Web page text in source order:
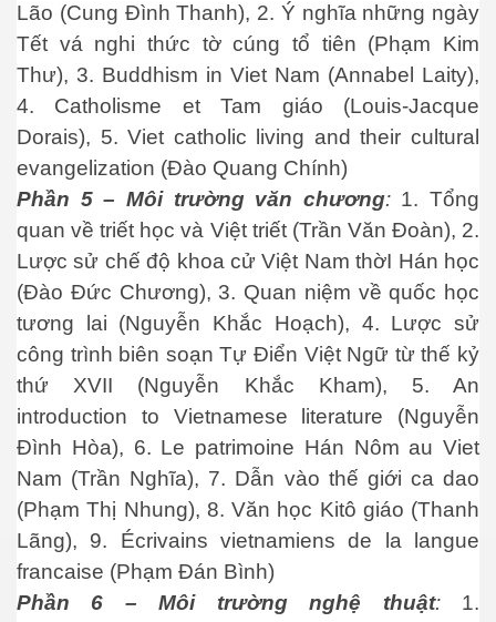
Lão (Cung Đình Thanh), 2. Ý nghĩa những ngày
Tết vá nghi thức tờ cúng tổ tiên (Phạm Kim
Thư), 3. Buddhism in Viet Nam (Annabel Laity),
4. Catholisme et Tam giáo (Louis-Jacque
Dorais), 5. Viet catholic living and their cultural
evangelization (Đào Quang Chính)
Phần 5 – Môi trường văn chương:1. Tổng
quan về triết học và Việt triết (Trần Văn Đoàn), 2.
Lược sử chế độ khoa cử Việt Nam thờI Hán học
(Đào Đức Chương), 3. Quan niệm về quốc học
tương lai (Nguyễn Khắc Hoạch), 4. Lược sử
công trình biên soạn Tự Điển Việt Ngữ từ thế kỷ
thứ XVII (Nguyễn Khắc Kham), 5. An
introduction to Vietnamese literature (Nguyễn
Đình Hòa), 6. Le patrimoine Hán Nôm au Viet
Nam (Trần Nghĩa), 7. Dẫn vào thế giới ca dao
(Phạm Thị Nhung), 8. Văn học Kitô giáo (Thanh
Lãng), 9. Écrivains vietnamiens de la langue
francaise (Phạm Đán Bình)
Phần 6 – Môi trường nghệ thuật:1.
Nam Kỳ. P3
Cửu Long